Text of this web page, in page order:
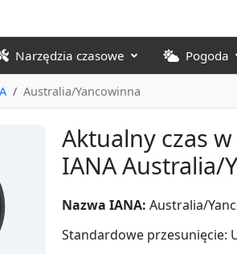
Narzędzia czasowe Pogoda
Australia/Yancowinna
Aktualny czas
IANA Australia/
Nazwa IANA: Australia/
Standardowe przesunięcie: